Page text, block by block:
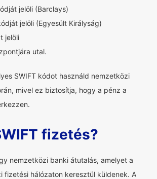
jelöli (Barclays)
jelöli (Egyesült Királyság)
jelöli
utal.
SWIFT kódot használd nemzetközi
mivel ez biztosítja, hogy a pénz a
fizetés?
nemzetközi banki átutalás, amelyet a
fizetési hálózaton keresztül küldenek. A